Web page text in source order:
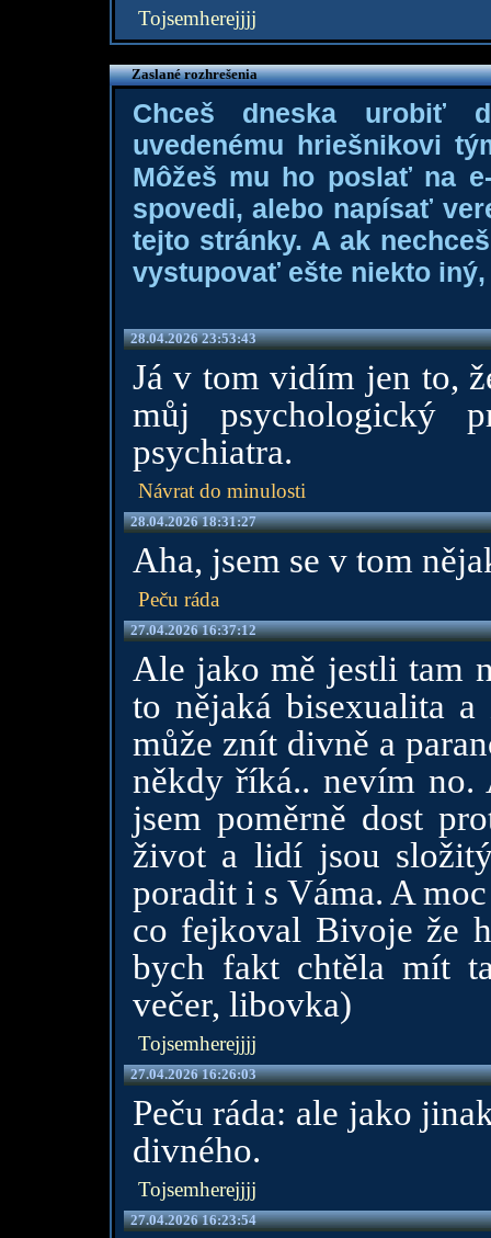
Tojsemherejjjj
Zaslané rozhrešenia
Chceš dneska urobiť
uvedenému hriešnikovi
Môžeš mu ho poslať na
spovedi, alebo napísať
tejto stránky. A ak
vystupovať ešte niekto
28.04.2026 23:53:43
Já v tom vidím jen to,
můj psychologický
psychiatra.
Návrat do minulosti
28.04.2026 18:31:27
Aha, jsem se v tom
Peču ráda
27.04.2026 16:37:12
Ale jako mě jestli tam
to nějaká bisexualita
může znít divně a
někdy říká.. nevím no.
jsem poměrně dost
život a lidí jsou
poradit i s Váma. A
co fejkoval Bivoje že
bych fakt chtěla mít
večer, libovka)
Tojsemherejjjj
27.04.2026 16:26:03
Peču ráda: ale jako
divného.
Tojsemherejjjj
27.04.2026 16:23:54